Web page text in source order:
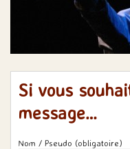
Si vous
message…
Nom / Pseudo (obligatoire)